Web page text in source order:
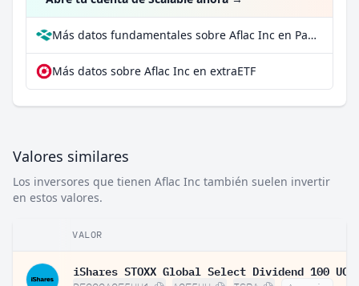
Más datos fundamentales sobre Aflac Inc en Parqet
Más datos sobre Aflac Inc en extraETF
Valores similares
Los inversores que tienen Aflac Inc también suelen invertir
en estos valores.
VALOR